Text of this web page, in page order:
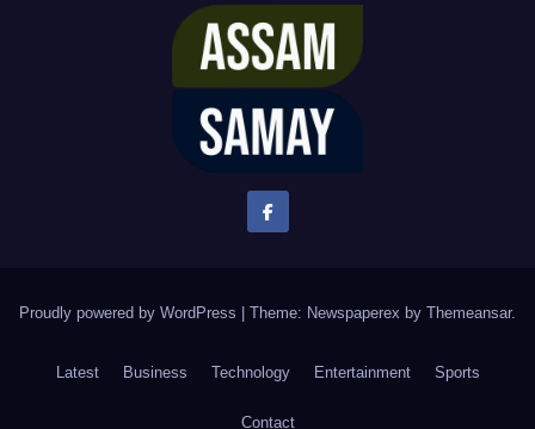
Proudly powered by WordPress Theme: Newspaperex by Themeansar.
Latest Business Technology Entertainment Sports
Contact